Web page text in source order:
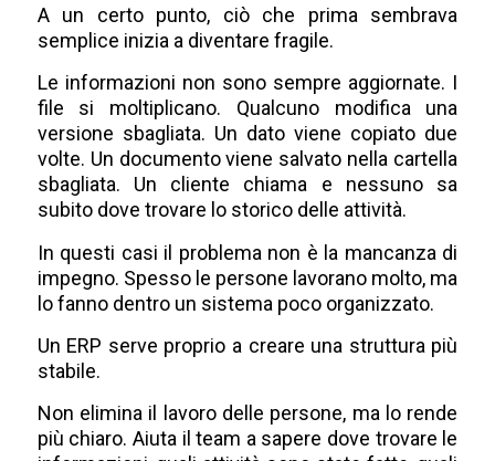
A un certo punto, ciò che prima sembrava
semplice inizia a diventare fragile.
Le informazioni non sono sempre aggiornate. I
file si moltiplicano. Qualcuno modifica una
versione sbagliata. Un dato viene copiato due
volte. Un documento viene salvato nella cartella
sbagliata. Un cliente chiama e nessuno sa
subito dove trovare lo storico delle attività.
In questi casi il problema non è la mancanza di
impegno. Spesso le persone lavorano molto, ma
lo fanno dentro un sistema poco organizzato.
Un ERP serve proprio a creare una struttura più
stabile.
Non elimina il lavoro delle persone, ma lo rende
più chiaro. Aiuta il team a sapere dove trovare le